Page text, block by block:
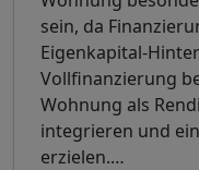
sein, da
Eigenkapital-
Vollfinanzierung
Wohnung als
integrieren und
erzielen.…